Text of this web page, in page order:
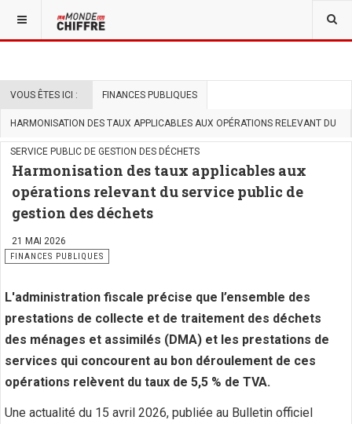
VOUS ÊTES ICI : FINANCES PUBLIQUES
HARMONISATION DES TAUX APPLICABLES AUX OPÉRATIONS RELEVANT DU
SERVICE PUBLIC DE GESTION DES DÉCHETS
Harmonisation des taux applicables aux
opérations relevant du service public de
gestion des déchets
21 MAI 2026
FINANCES PUBLIQUES
L'administration fiscale précise que l’ensemble des
prestations de collecte et de traitement des déchets
des ménages et assimilés (DMA) et les prestations de
services qui concourent au bon déroulement de ces
opérations relèvent du taux de 5,5 % de TVA.
Une actualité du 15 avril 2026, publiée au Bulletin officiel